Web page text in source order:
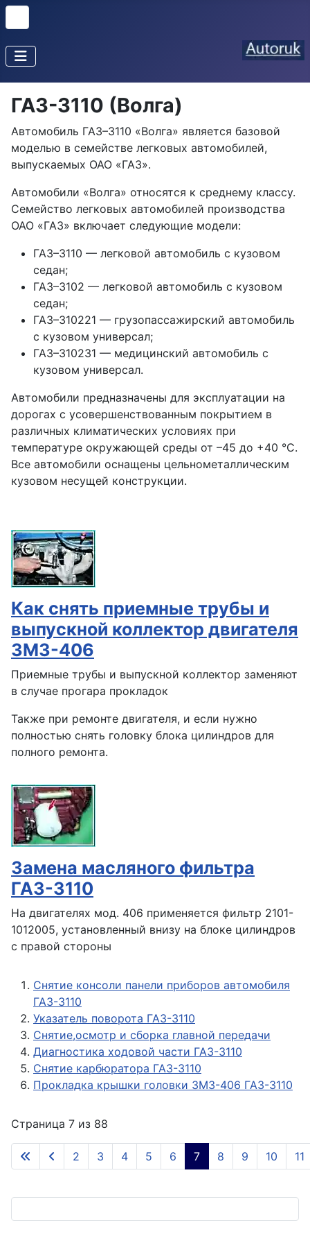
ГАЗ-3110 (Волга)
Автомобиль ГАЗ–3110 «Волга» является базовой
моделью в семействе легковых автомобилей,
выпускаемых ОАО «ГАЗ».
Автомобили «Волга» относятся к среднему классу.
Семейство легковых автомобилей производства
ОАО «ГАЗ» включает следующие модели:
ГАЗ–3110 — легковой автомобиль с кузовом
седан;
ГАЗ–3102 — легковой автомобиль с кузовом
седан;
ГАЗ–310221 — грузопассажирский автомобиль
с кузовом универсал;
ГАЗ–310231 — медицинский автомобиль с
кузовом универсал.
Автомобили предназначены для эксплуатации на
дорогах с усовершенствованным покрытием в
различных климатических условиях при
температуре окружающей среды от –45 до +40 °С.
Все автомобили оснащены цельнометаллическим
кузовом несущей конструкции.
Как снять приемные трубы и
выпускной коллектор двигателя
ЗМЗ-406
Приемные трубы и выпускной коллектор заменяют
в случае прогара прокладок
Также при ремонте двигателя, и если нужно
полностью снять головку блока цилиндров для
полного ремонта.
Замена масляного фильтра
ГАЗ-3110
На двигателях мод. 406 применяется фильтр 2101-
1012005, установленный внизу на блоке цилиндров
с правой стороны
Снятие консоли панели приборов автомобиля
ГАЗ-3110
Указатель поворота ГАЗ-3110
Снятие,осмотр и сборка главной передачи
Диагностика ходовой части ГАЗ-3110
Снятие карбюратора ГАЗ-3110
Прокладка крышки головки ЗМЗ-406 ГАЗ-3110
Страница 7 из 88
2 3 4 5 6 7 8 9 10 11